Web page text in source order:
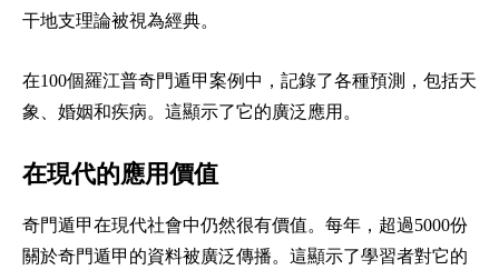
干地支理論被視為經典。
在100個羅江普奇門遁甲案例中，記錄了各種預測，包括天
象、婚姻和疾病。這顯示了它的廣泛應用。
在現代的應用價值
奇門遁甲在現代社會中仍然很有價值。每年，超過5000份
關於奇門遁甲的資料被廣泛傳播。這顯示了學習者對它的